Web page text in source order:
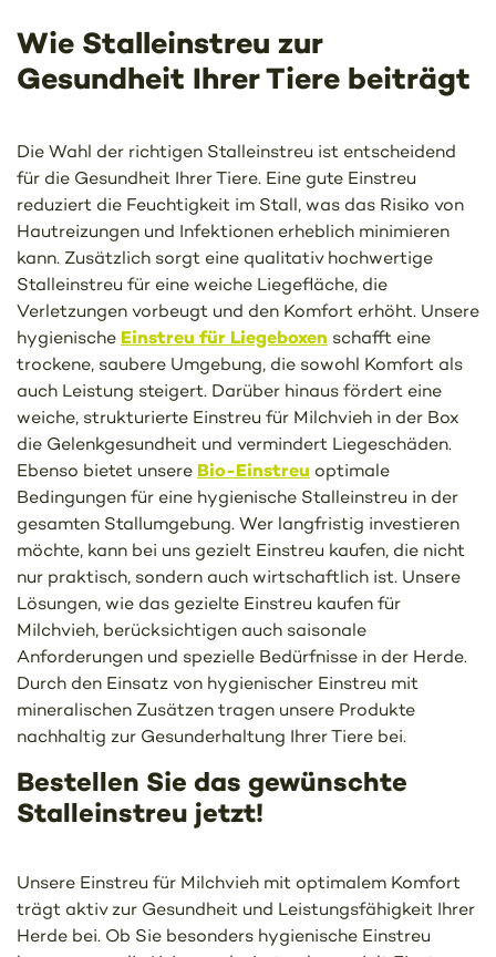
Wie Stalleinstreu zur
Gesundheit Ihrer Tiere beiträgt
Die Wahl der richtigen Stalleinstreu ist entscheidend
für die Gesundheit Ihrer Tiere. Eine gute Einstreu
reduziert die Feuchtigkeit im Stall, was das Risiko von
Hautreizungen und Infektionen erheblich minimieren
kann. Zusätzlich sorgt eine qualitativ hochwertige
Stalleinstreu für eine weiche Liegefläche, die
Verletzungen vorbeugt und den Komfort erhöht. Unsere
hygienische Einstreu für Liegeboxen schafft eine
trockene, saubere Umgebung, die sowohl Komfort als
auch Leistung steigert. Darüber hinaus fördert eine
weiche, strukturierte Einstreu für Milchvieh in der Box
die Gelenkgesundheit und vermindert Liegeschäden.
Ebenso bietet unsere Bio-Einstreu optimale
Bedingungen für eine hygienische Stalleinstreu in der
gesamten Stallumgebung. Wer langfristig investieren
möchte, kann bei uns gezielt Einstreu kaufen, die nicht
nur praktisch, sondern auch wirtschaftlich ist. Unsere
Lösungen, wie das gezielte Einstreu kaufen für
Milchvieh, berücksichtigen auch saisonale
Anforderungen und spezielle Bedürfnisse in der Herde.
Durch den Einsatz von hygienischer Einstreu mit
mineralischen Zusätzen tragen unsere Produkte
nachhaltig zur Gesunderhaltung Ihrer Tiere bei.
Bestellen Sie das gewünschte
Stalleinstreu jetzt!
Unsere Einstreu für Milchvieh mit optimalem Komfort
trägt aktiv zur Gesundheit und Leistungsfähigkeit Ihrer
Herde bei. Ob Sie besonders hygienische Einstreu